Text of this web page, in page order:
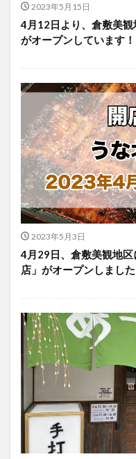
2023年5月15日
4月12日より、倉敷美観
がオープンしています！
2023年5月3日
4月29日、倉敷美観地
店」がオープンしました